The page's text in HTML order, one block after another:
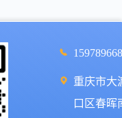
重庆市大
口区春晖